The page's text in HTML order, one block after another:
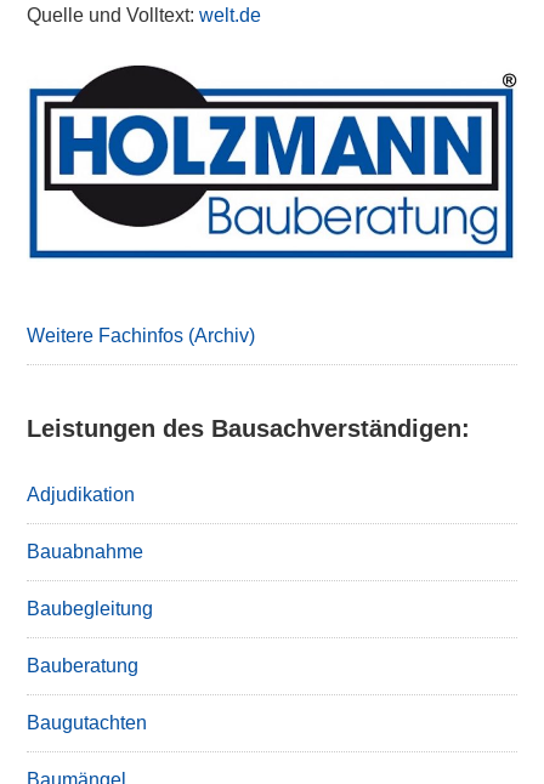
Quelle und Volltext:welt.de
Primary
Sidebar
Weitere Fachinfos (Archiv)
Leistungen des Bausachverständigen:
Adjudikation
Bauabnahme
Baubegleitung
Bauberatung
Baugutachten